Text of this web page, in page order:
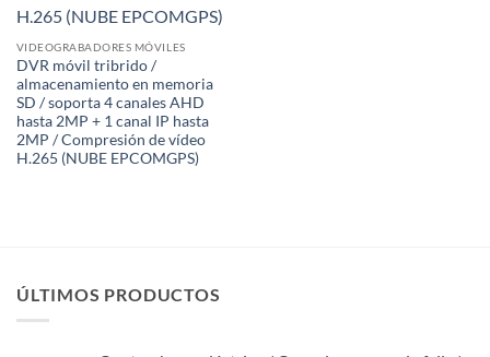
VIDEOGRABADORES MÓVILES
DVR móvil tribrido /
almacenamiento en memoria
SD / soporta 4 canales AHD
hasta 2MP + 1 canal IP hasta
2MP / Compresión de vídeo
H.265 (NUBE EPCOMGPS)
ÚLTIMOS PRODUCTOS